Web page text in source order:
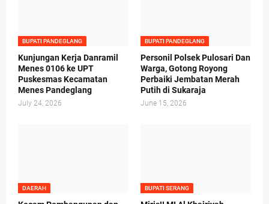
BUPATI PANDEGLANG
Kunjungan Kerja Danramil
Menes 0106 ke UPT
Puskesmas Kecamatan
Menes Pandeglang
July 24, 2026
BUPATI PANDEGLANG
Personil Polsek Pulosari Dan
Warga, Gotong Royong
Perbaiki Jembatan Merah
Putih di Sukaraja
June 15, 2026
DAERAH BUPATI SERANG